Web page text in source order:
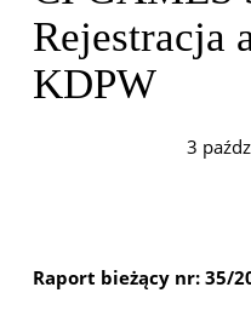
Rejestracja
KDPW
3
Raport bieżący nr: 35/